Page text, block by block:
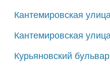
Кантемировская
Кантемировская улица
Курьяновский бульвар